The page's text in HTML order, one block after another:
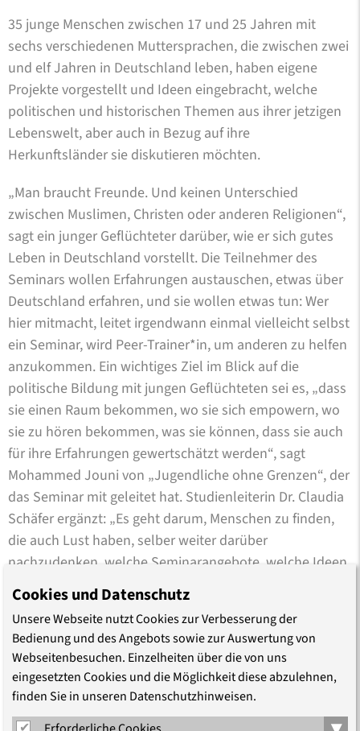
35 junge Menschen zwischen 17 und 25 Jahren mit
sechs verschiedenen Muttersprachen, die zwischen zwei
und elf Jahren in Deutschland leben, haben eigene
Projekte vorgestellt und Ideen eingebracht, welche
politischen und historischen Themen aus ihrer jetzigen
Lebenswelt, aber auch in Bezug auf ihre
Herkunftsländer sie diskutieren möchten.
„Man braucht Freunde. Und keinen Unterschied
zwischen Muslimen, Christen oder anderen Religionen“,
sagt ein junger Geflüchteter darüber, wie er sich gutes
Leben in Deutschland vorstellt. Die Teilnehmer des
Seminars wollen Erfahrungen austauschen, etwas über
Deutschland erfahren, und sie wollen etwas tun: Wer
hier mitmacht, leitet irgendwann einmal vielleicht selbst
ein Seminar, wird Peer-Trainer*in, um anderen zu helfen
anzukommen. Ein wichtiges Ziel im Blick auf die
politische Bildung mit jungen Geflüchteten sei es, „dass
sie einen Raum bekommen, wo sie sich empowern, wo
sie zu hören bekommen, was sie können, dass sie auch
für ihre Erfahrungen gewertschätzt werden“, sagt
Mohammed Jouni von „Jugendliche ohne Grenzen“, der
das Seminar mit geleitet hat. Studienleiterin Dr. Claudia
Schäfer ergänzt: „Es geht darum, Menschen zu finden,
die auch Lust haben, selber weiter darüber
nachzudenken, welche Seminarangebote, welche Ideen,
welche Aktivitäten für andere Geflüchtete hier in
Deutschland interessant sein könnten.“
In diesem ersten Schritt sei es ihr in allererster Linie
darum gegangen, zuzuhören und zu verstehen, was
junge Menschen mit Fluchterfahrung bewegt und
Cookies und Datenschutz
Unsere Webseite nutzt Cookies zur Verbesserung der
Bedienung und des Angebots sowie zur Auswertung von
Webseitenbesuchen. Einzelheiten über die von uns
eingesetzten Cookies und die Möglichkeit diese abzulehnen,
finden Sie in unseren Datenschutzhinweisen.